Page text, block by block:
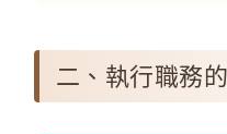
二、執行職務